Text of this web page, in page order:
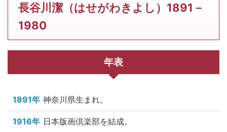
長谷川潔（はせがわきよし）1891－
1980
年表
1891年 神奈川県生まれ。
1916年 日本版画倶楽部を結成。